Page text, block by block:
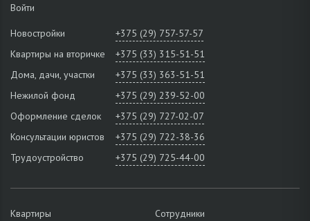
Войти
Новостройки
+375 (29) 757-57-57
Квартиры на вторичке
+375 (33) 315-51-51
Дома, дачи, участки
+375 (33) 363-51-51
Нежилой фонд
+375 (29) 239-52-00
Оформление сделок
+375 (29) 727-02-07
Консультации юристов
+375 (29) 722-38-36
Трудоустройство
+375 (29) 725-44-00
Квартиры
Сотрудники